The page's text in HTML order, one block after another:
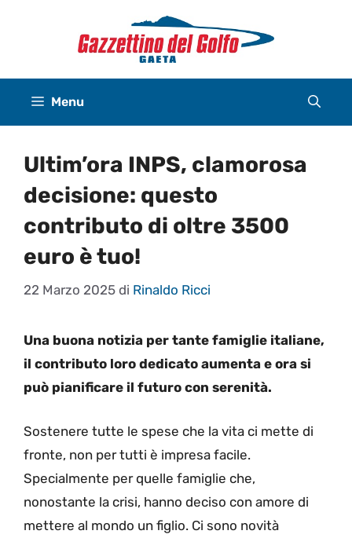
Menu
Ultim’ora INPS, clamorosa
decisione: questo
contributo di oltre 3500
euro è tuo!
22 Marzo 2025 di Rinaldo Ricci
Una buona notizia per tante famiglie italiane,
il contributo loro dedicato aumenta e ora si
può pianificare il futuro con serenità.
Sostenere tutte le spese che la vita ci mette di
fronte, non per tutti è impresa facile.
Specialmente per quelle famiglie che,
nonostante la crisi, hanno deciso con amore di
mettere al mondo un figlio. Ci sono novità